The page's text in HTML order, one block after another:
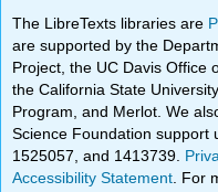
The LibreTexts libraries are
are supported by the
Project, the UC Davis Office
the California State
Program, and Merlot. We
Science Foundation support
1525057, and 1413739.
Accessibility Statement . For